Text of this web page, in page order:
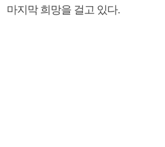
마지막 희망을 걸고 있다.